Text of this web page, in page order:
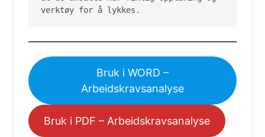
verktøy for å lykkes.
Bruk i WORD –
Arbeidskravsanalyse
Bruk i PDF – Arbeidskravsanalyse